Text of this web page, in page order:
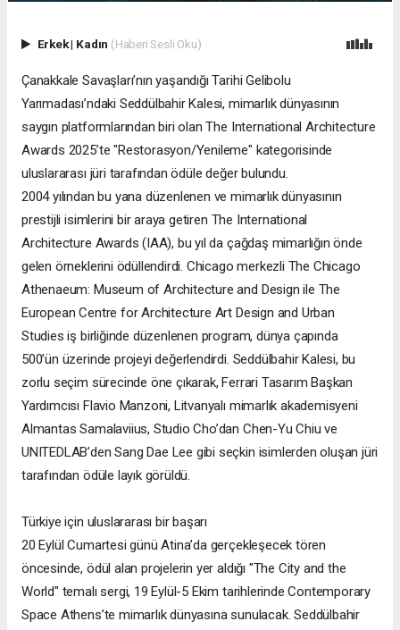
Erkek| Kadın (Haberi Sesli Oku)
Çanakkale Savaşları’nın yaşandığı Tarihi Gelibolu
Yarımadası’ndaki Seddülbahir Kalesi, mimarlık dünyasının
saygın platformlarından biri olan The International Architecture
Awards 2025’te "Restorasyon/Yenileme" kategorisinde
uluslararası jüri tarafından ödüle değer bulundu.
2004 yılından bu yana düzenlenen ve mimarlık dünyasının
prestijli isimlerini bir araya getiren The International
Architecture Awards (IAA), bu yıl da çağdaş mimarlığın önde
gelen örneklerini ödüllendirdi. Chicago merkezli The Chicago
Athenaeum: Museum of Architecture and Design ile The
European Centre for Architecture Art Design and Urban
Studies iş birliğinde düzenlenen program, dünya çapında
500’ün üzerinde projeyi değerlendirdi. Seddülbahir Kalesi, bu
zorlu seçim sürecinde öne çıkarak, Ferrari Tasarım Başkan
Yardımcısı Flavio Manzoni, Litvanyalı mimarlık akademisyeni
Almantas Samalaviius, Studio Cho’dan Chen-Yu Chiu ve
UNITEDLAB’den Sang Dae Lee gibi seçkin isimlerden oluşan jüri
tarafından ödüle layık görüldü.
Türkiye için uluslararası bir başarı
20 Eylül Cumartesi günü Atina’da gerçekleşecek tören
öncesinde, ödül alan projelerin yer aldığı "The City and the
World" temalı sergi, 19 Eylül-5 Ekim tarihlerinde Contemporary
Space Athens’te mimarlık dünyasına sunulacak. Seddülbahir